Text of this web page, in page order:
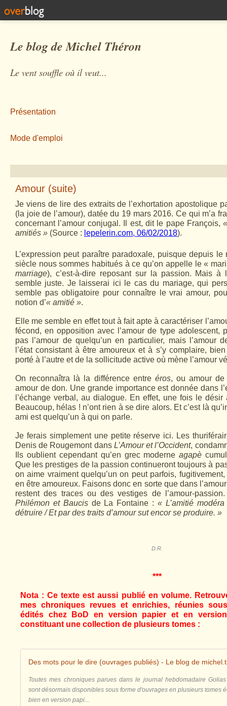
Le blog de Michel Théron
Le vent souffle où il veut...
Présentation
Mode d'emploi
Amour (suite)
Je viens de lire des extraits de l’exhortation apostolique
(la joie de l’amour), datée du 19 mars 2016. Ce qui m’a
concernant l’amour conjugal. Il est, dit le pape François,
amitiés » (Source : lepelerin.com, 06/02/2018).
L’expression peut paraître paradoxale, puisque depuis le
siècle nous sommes habitués à ce qu’on appelle le «
marriage), c’est-à-dire reposant sur la passion. Mais à
semble juste. Je laisserai ici le cas du mariage, qui
semble pas obligatoire pour connaître le vrai amour,
notion d’« amitié ».
Elle me semble en effet tout à fait apte à caractériser
fécond, en opposition avec l’amour de type adolescent,
pas l’amour de quelqu’un en particulier, mais l’amour
l’état consistant à être amoureux et à s’y complaire,
porté à l’autre et de la sollicitude active où mène l’amour
On reconnaîtra là la différence entre éros, ou amour
amour de don. Une grande importance est donnée dans
l’échange verbal, au dialogue. En effet, une fois le
Beaucoup, hélas ! n’ont rien à se dire alors. Et c’est là
ami est quelqu’un à qui on parle.
Je ferais simplement une petite réserve ici. Les
Denis de Rougemont dans L’Amour et l’Occident,
Ils oublient cependant qu’en grec moderneagapè
Que les prestiges de la passion continueront toujours à
on aime vraiment quelqu’un on peut parfois,
en être amoureux. Faisons donc en sorte que dans
restent des traces ou des vestiges de l’amour-
Philémon et Baucisde La Fontaine : « L’amitié
détruire / Et par des traits d’amour sut encor se produire. »
D.R.
***
Nota : Ce texte est aussi publié en volume.
mes chroniques revues et enrichies, réunies
édités chez BoD en version papier et en
constituant une collection de plusieurs tomes :
Des mots pour le dire (ouvrages publiés) - Le blog de
Toutes mes chroniques parues dans le journal hebdomadaire
sont désormais disponibles sous forme d'ouvrages en plusieurs tomes
bien en version papi...